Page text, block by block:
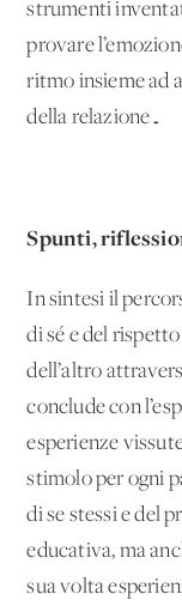
strumenti
provare
ritmo insieme ad
della relazione…
Spunti,
In sintesi il
di sé e del
dell’altro
conclude con
esperienze
stimolo per ogni
di se stessi e del
educativa, ma
sua volta